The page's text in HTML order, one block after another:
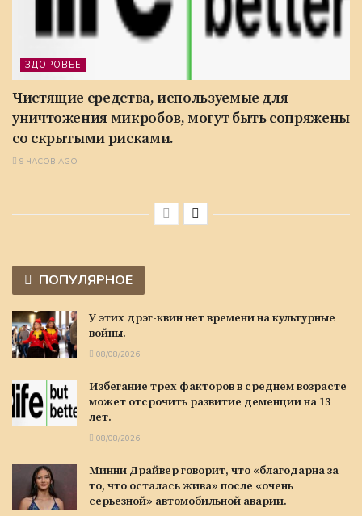
ЗДОРОВЬЕ
Чистящие средства, используемые для
уничтожения микробов, могут быть сопряжены
со скрытыми рисками.
9 ЧАСОВ AGO
ПОПУЛЯРНОЕ
У этих дрэг-квин нет времени на культурные
войны.
08/08/2026
Избегание трех факторов в среднем возрасте
может отсрочить развитие деменции на 13
лет.
08/08/2026
Минни Драйвер говорит, что «благодарна за
то, что осталась жива» после «очень
серьезной» автомобильной аварии.